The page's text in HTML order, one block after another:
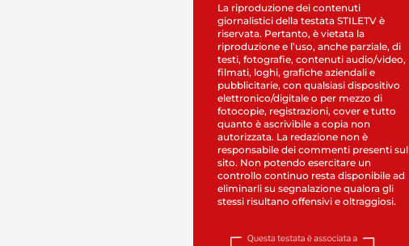
La riproduzione dei contenuti
giornalistici della testata STILETV è
riservata. Pertanto, è vietata la
riproduzione e l’uso, anche parziale, di
testi, fotografie, contenuti audio/video,
filmati, loghi, grafiche aziendali e
pubblicitarie, con qualsiasi dispositivo
elettronico/digitale o per mezzo di
fotocopie, registrazioni, cover e tutto
quanto è ascrivibile a copia non
autorizzata. La redazione non è
responsabile dei commenti presenti sul
sito. Non potendo esercitare un
controllo continuo resta disponibile ad
eliminarli su segnalazione qualora gli
stessi risultano offensivi e oltraggiosi.